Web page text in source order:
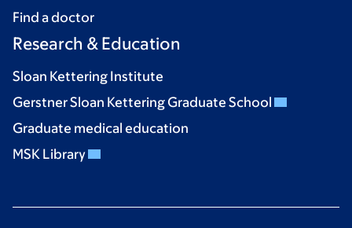
Find a doctor
Research & Education
Sloan Kettering Institute
Gerstner Sloan Kettering Graduate School
Graduate medical education
MSK Library